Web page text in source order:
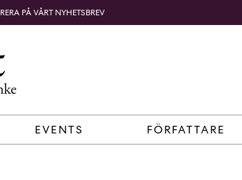
EVENTS FÖRFATTARE
PÅ VÅRT NYHETSBREV